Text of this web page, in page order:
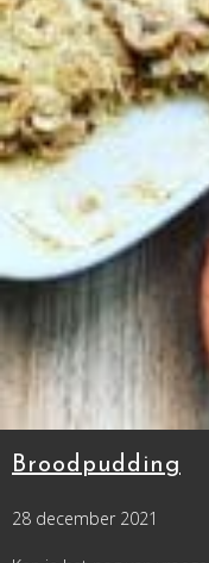
Broodpudding
28 december 2021